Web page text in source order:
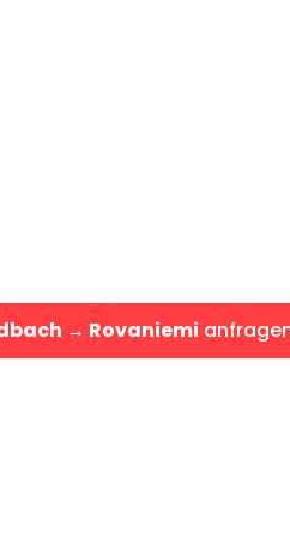
→ Rovaniemi